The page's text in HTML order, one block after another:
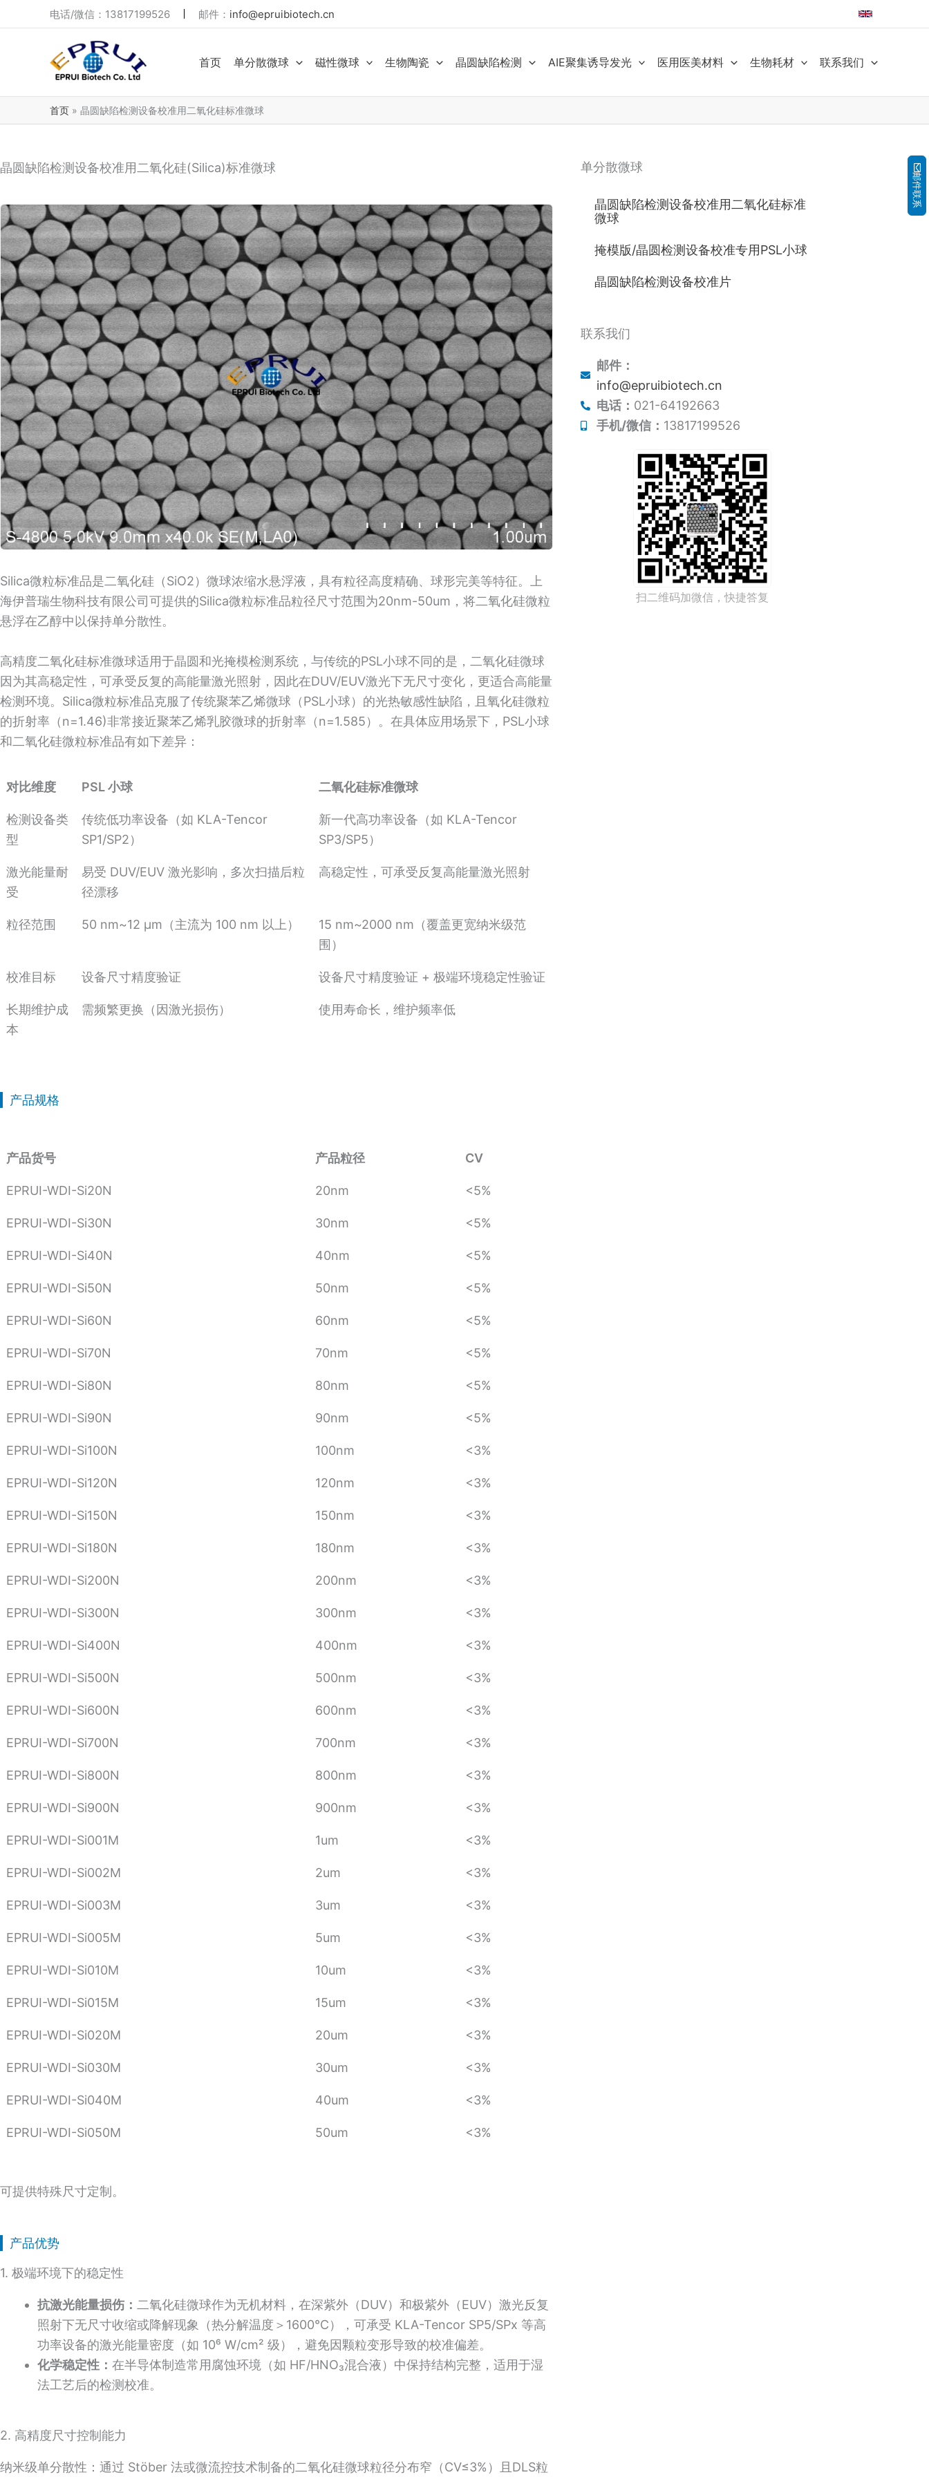
至
电话/微信：13817199526 邮件： info@epruibiotech.cn
首页 单分散微球 磁性微球 生物陶瓷 晶圆缺陷检测 AIE聚集诱导发光 医用医美材料 生物耗材 联系我们
首页 晶圆缺陷检测设备校准用二氧化硅标准微球
晶圆缺陷检测设备校准用二氧化硅(Silica)标准微球
Silica微粒标准品是二氧化硅（SiO2）微球浓缩水悬浮液，具有粒径高度精确、球形完美等特征。上
海伊普瑞生物科技有限公司可提供的Silica微粒标准品粒径尺寸范围为20nm-50um，将二氧化硅微粒
悬浮在乙醇中以保持单分散性。
高精度二氧化硅标准微球适用于晶圆和光掩模检测系统，与传统的PSL小球不同的是，二氧化硅微球
因为其高稳定性，可承受反复的高能量激光照射，因此在DUV/EUV激光下无尺寸变化，更适合高能量
检测环境。Silica微粒标准品克服了传统聚苯乙烯微球（PSL小球）的光热敏感性缺陷，且氧化硅微粒
的折射率（n=1.46)非常接近聚苯乙烯乳胶微球的折射率（n=1.585）。在具体应用场景下，PSL小球
和二氧化硅微粒标准品有如下差异：
对比维度 PSL 小球 二氧化硅标准微球
检测设备类
型
传统低功率设备（如 KLA-Tencor
SP1/SP2）
新一代高功率设备（如 KLA-Tencor
SP3/SP5）
激光能量耐
受
易受 DUV/EUV 激光影响，多次扫描后粒
径漂移
高稳定性，可承受反复高能量激光照射
粒径范围 50 nm~12 μm（主流为 100 nm 以上）
15 nm~2000 nm（覆盖更宽纳米级范
围）
校准目标 设备尺寸精度验证 设备尺寸精度验证 + 极端环境稳定性验证
长期维护成
本
需频繁更换（因激光损伤） 使用寿命长，维护频率低
产品规格
产品货号 产品粒径 CV
EPRUI-WDI-Si20N 20nm <5%
EPRUI-WDI-Si30N 30nm <5%
EPRUI-WDI-Si40N 40nm <5%
EPRUI-WDI-Si50N 50nm <5%
EPRUI-WDI-Si60N 60nm <5%
EPRUI-WDI-Si70N 70nm <5%
EPRUI-WDI-Si80N 80nm <5%
EPRUI-WDI-Si90N 90nm <5%
EPRUI-WDI-Si100N 100nm <3%
EPRUI-WDI-Si120N 120nm <3%
EPRUI-WDI-Si150N 150nm <3%
EPRUI-WDI-Si180N 180nm <3%
EPRUI-WDI-Si200N 200nm <3%
EPRUI-WDI-Si300N 300nm <3%
EPRUI-WDI-Si400N 400nm <3%
EPRUI-WDI-Si500N 500nm <3%
EPRUI-WDI-Si600N 600nm <3%
EPRUI-WDI-Si700N 700nm <3%
EPRUI-WDI-Si800N 800nm <3%
EPRUI-WDI-Si900N 900nm <3%
EPRUI-WDI-Si001M 1um <3%
EPRUI-WDI-Si002M 2um <3%
EPRUI-WDI-Si003M 3um <3%
EPRUI-WDI-Si005M 5um <3%
EPRUI-WDI-Si010M 10um <3%
EPRUI-WDI-Si015M 15um <3%
EPRUI-WDI-Si020M 20um <3%
EPRUI-WDI-Si030M 30um <3%
EPRUI-WDI-Si040M 40um <3%
EPRUI-WDI-Si050M 50um <3%
可提供特殊尺寸定制。
产品优势
1. 极端环境下的稳定性
抗激光能量损伤： 二氧化硅微球作为无机材料，在深紫外（DUV）和极紫外（EUV）激光反复
照射下无尺寸收缩或降解现象（热分解温度＞1600℃），可承受 KLA-Tencor SP5/SPx 等高
功率设备的激光能量密度（如 10⁶ W/cm² 级），避免因颗粒变形导致的校准偏差。
化学稳定性： 在半导体制造常用腐蚀环境（如 HF/HNO₃混合液）中保持结构完整，适用于湿
法工艺后的检测校准。
2. 高精度尺寸控制能力
纳米级单分散性：通过 Stöber 法或微流控技术制备的二氧化硅微球粒径分布窄（CV≤3%）且DLS粒
单分散微球
晶圆缺陷检测设备校准用二氧化硅标准
微球
掩模版/晶圆检测设备校准专用PSL小球
晶圆缺陷检测设备校准片
联系我们
邮件：
info@epruibiotech.cn
电话： 021-64192663
手机/微信： 13817199526
扫二维码加微信，快捷答复
邮件联系